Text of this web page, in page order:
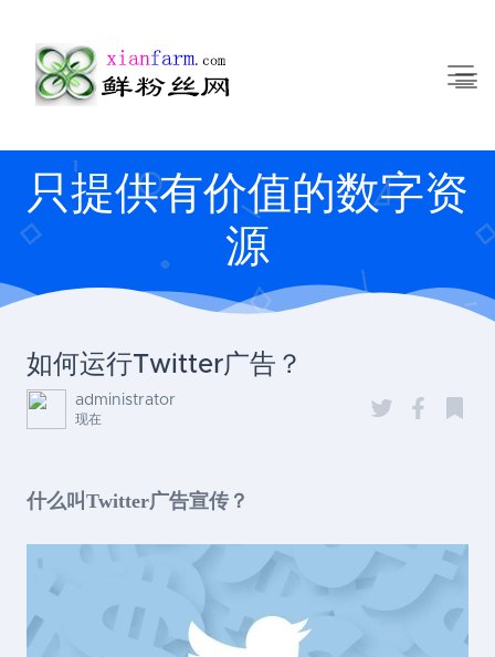
只提供有价值的数字资
源
如何运行Twitter广告？
administrator
现在
什么叫Twitter广告宣传？